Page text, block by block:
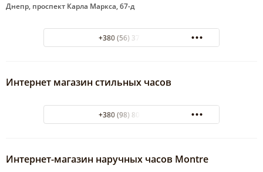
Днепр, проспект Карла Маркса, 67-д
+380 (56) 370-38-39
Интернет магазин стильных часов
+380 (98) 804-09-07
Интернет-магазин наручных часов Montre